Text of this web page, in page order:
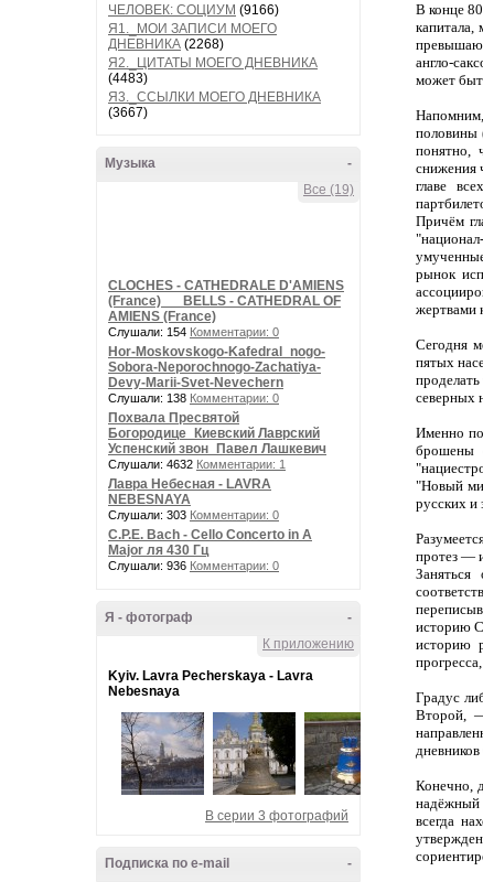
ЧЕЛОВЕК: СОЦИУМ (9166)
Я1._МОИ ЗАПИСИ МОЕГО
ДНЕВНИКА (2268)
Я2._ЦИТАТЫ МОЕГО ДНЕВНИКА
(4483)
Я3._ССЫЛКИ МОЕГО ДНЕВНИКА
(3667)
-
Музыка
Все (19)
CLOCHES - CATHEDRALE D'AMIENS
(France) __ BELLS - CATHEDRAL OF
AMIENS (France)
Слушали: 154 Комментарии: 0
Hor-Moskovskogo-Kafedral_nogo-
Sobora-Neporochnogo-Zachatiya-
Devy-Marii-Svet-Nevechern
Слушали: 138 Комментарии: 0
Похвала Пресвятой
Богородице_Киевский Лаврский
Успенский звон_Павел Лашкевич
Слушали: 4632 Комментарии: 1
Лавра Небесная - LAVRA
NEBESNAYA
Слушали: 303 Комментарии: 0
C.P.E. Bach - Cello Concerto in A
Major ля 430 Гц
Слушали: 936 Комментарии: 0
-
Я - фотограф
К приложению
Kyiv. Lavra Pecherskaya - Lavra
Nebesnaya
В серии 3 фотографий
-
Подписка по e-mail
В конце
капитала,
англо-
может
Напомним,
половины
понятно,
снижения
главе
Причём
рынок
жертвами
Сегодня
пятых
северных
Именно
брошены
"Новый
русских и
протез —
историю
историю
Градус
Второй, —
Конечно,
надёжный
всегда